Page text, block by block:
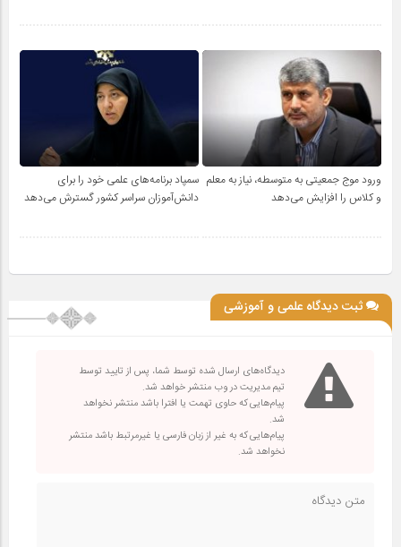
ورود موج جمعیتی به متوسطه، نیاز به معلم
و کلاس را افزایش می‌دهد
سمپاد برنامه‌های علمی خود را برای
دانش‌آموزان سراسر کشور گسترش می‌دهد
ثبت دیدگاه علمی و آموزشی
دیدگاه‌های ارسال شده توسط شما، پس از تایید توسط
تیم مدیریت در وب منتشر خواهد شد.
پیام‌هایی که حاوی تهمت یا افترا باشد منتشر نخواهد
شد.
پیام‌هایی که به غیر از زبان فارسی یا غیرمرتبط باشد منتشر
نخواهد شد.